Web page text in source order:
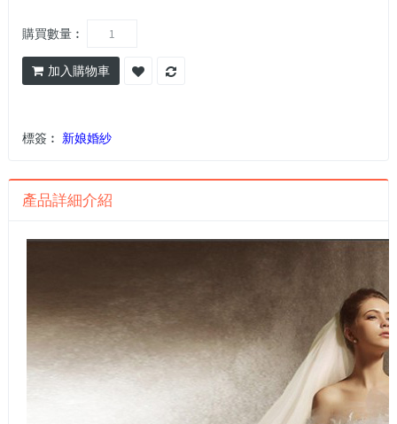
購買數量︰
加入購物車
標簽︰ 新娘婚紗
產品詳細介紹